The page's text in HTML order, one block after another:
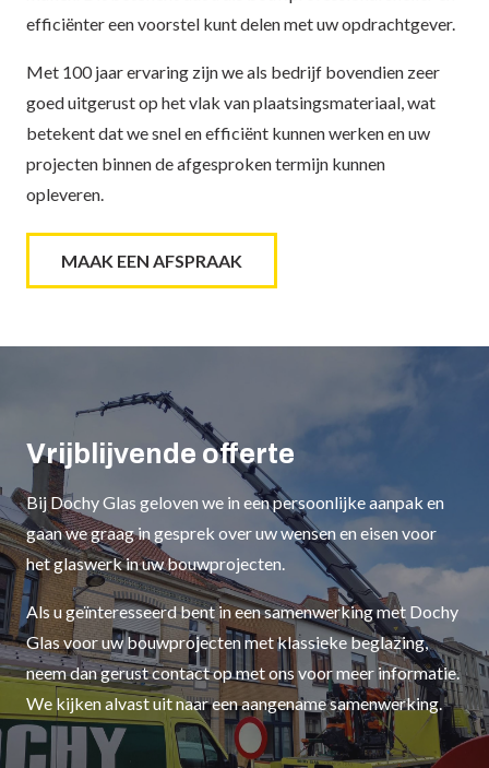
efficiënter een voorstel kunt delen met uw opdrachtgever.
Met 100 jaar ervaring zijn we als bedrijf bovendien zeer
goed uitgerust op het vlak van plaatsingsmateriaal, wat
betekent dat we snel en efficiënt kunnen werken en uw
projecten binnen de afgesproken termijn kunnen
opleveren.
MAAK EEN AFSPRAAK
Vrijblijvende offerte
Bij Dochy Glas geloven we in een persoonlijke aanpak en
gaan we graag in gesprek over uw wensen en eisen voor
het glaswerk in uw bouwprojecten.
Als u geïnteresseerd bent in een samenwerking met Dochy
Glas voor uw bouwprojecten met klassieke beglazing,
neem dan gerust contact op met ons voor meer informatie.
We kijken alvast uit naar een aangename samenwerking.